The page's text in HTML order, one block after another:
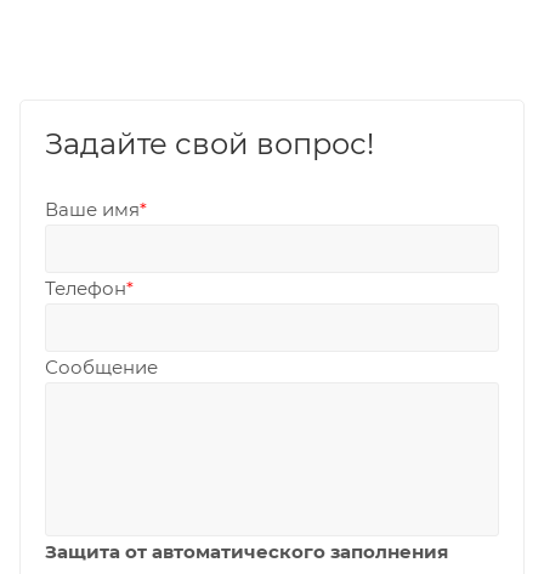
Задайте свой вопрос!
Ваше имя*
Телефон*
Сообщение
Защита от автоматического заполнения